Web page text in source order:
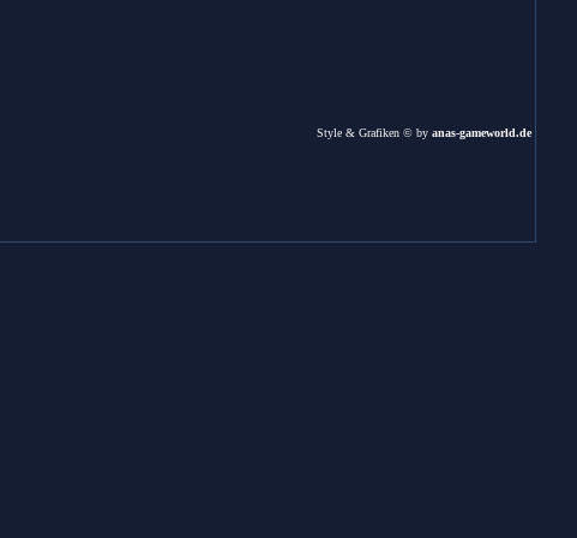
Style & Grafiken © by anas-gameworld.de